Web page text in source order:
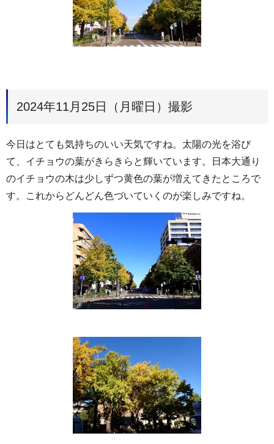
2024年11月25日（月曜日）撮影
今日はとても気持ちのいい天気ですね。太陽の光を浴び
て、イチョウの葉がきらきらと輝いています。日本大通り
のイチョウの木は少しずつ黄色の葉が増えてきたところで
す。これからどんどん色づいていくのが楽しみですね。